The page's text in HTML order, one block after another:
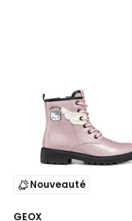
Nouveauté
GEOX